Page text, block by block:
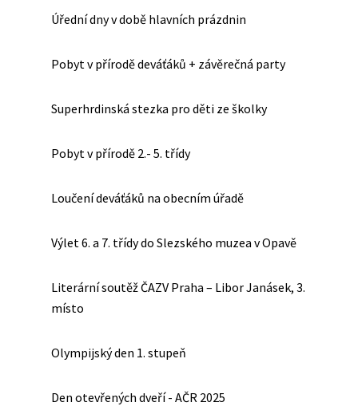
Úřední dny v době hlavních prázdnin
Pobyt v přírodě deváťáků + závěrečná party
Superhrdinská stezka pro děti ze školky
Pobyt v přírodě 2.- 5. třídy
Loučení deváťáků na obecním úřadě
Výlet 6. a 7. třídy do Slezského muzea v Opavě
Literární soutěž ČAZV Praha – Libor Janásek, 3.
místo
Olympijský den 1. stupeň
Den otevřených dveří - AČR 2025